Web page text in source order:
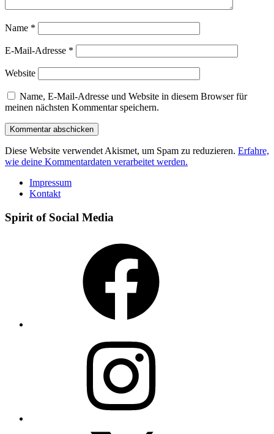
Name *
E-Mail-Adresse *
Website
Name, E-Mail-Adresse und Website in diesem Browser für
meinen nächsten Kommentar speichern.
Diese Website verwendet Akismet, um Spam zu reduzieren. Erfahre,
wie deine Kommentardaten verarbeitet werden.
Impressum
Kontakt
Spirit of Social Media